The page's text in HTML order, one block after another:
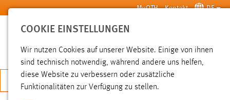
Zum Hauptinhalt springen MyOTH Kontakt DE
SUCHE
JETZT BEWERBEN
COOKIE EINSTELLUNGEN
Wir nutzen Cookies auf unserer Website. Einige von ihnen
sind technisch notwendig, während andere uns helfen,
diese Website zu verbessern oder zusätzliche
Funktionalitäten zur Verfügung zu stellen.